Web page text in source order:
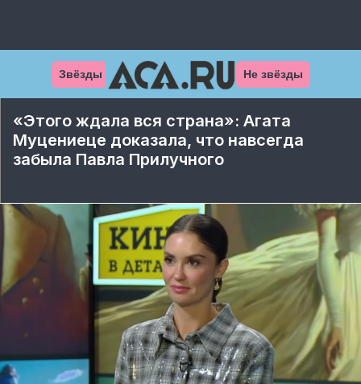
Звёзды Не звёзды
«Этого ждала вся страна»: Агата
Муцениеце доказала, что навсегда
забыла Павла Прилучного